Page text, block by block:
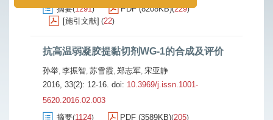
摘要(1291) PDF (8208KB)(229)
[施引文献] (22)
抗高温弱凝胶提黏切剂WG-1的合成及评价
孙举, 李振智, 苏雪霞, 郑志军, 宋亚静
2016, 33(2): 12-16. doi: 10.3969/j.issn.1001-
5620.2016.02.003
摘要(1124) PDF (3589KB)(205)